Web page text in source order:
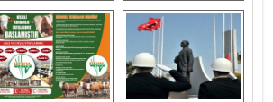
Aliağa ‘da  otluk
alanda çıkan
yangın evlere
sıçramadan
söndürüldü
Aliağa'nın Ciğerleri